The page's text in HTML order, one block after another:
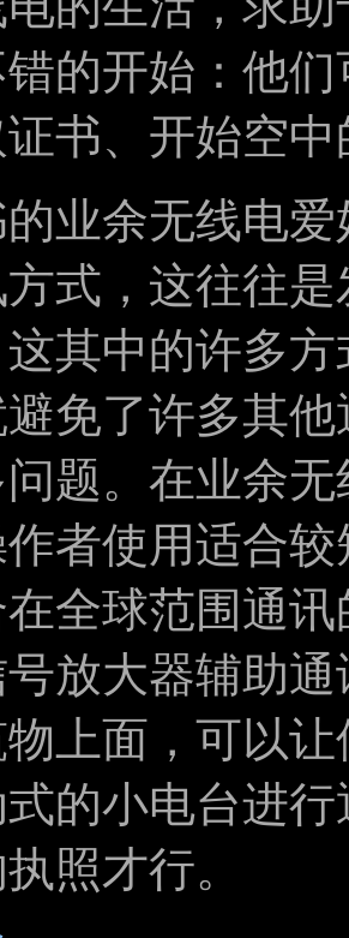
的开始：他
书、开始空
业余无线电
式，这往往
其中的许多
免了许多其
题。在业余
者使用适合
全球范围通
放大器辅助
上面，可以
式的小电台进
照才行。